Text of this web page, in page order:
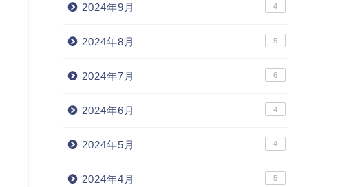
2024年9月 4
2024年8月 5
2024年7月 6
2024年6月 4
2024年5月 4
2024年4月 5